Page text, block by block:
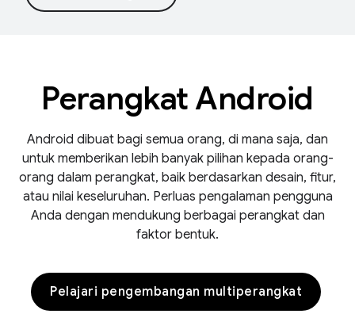
Perangkat Android
Android dibuat bagi semua orang, di mana saja, dan
untuk memberikan lebih banyak pilihan kepada orang-
orang dalam perangkat, baik berdasarkan desain, fitur,
atau nilai keseluruhan. Perluas pengalaman pengguna
Anda dengan mendukung berbagai perangkat dan
faktor bentuk.
Pelajari pengembangan multiperangkat